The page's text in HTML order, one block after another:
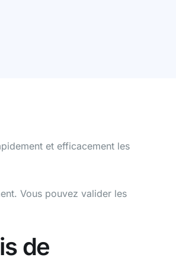
et efficacement les
Vous pouvez valider les
de